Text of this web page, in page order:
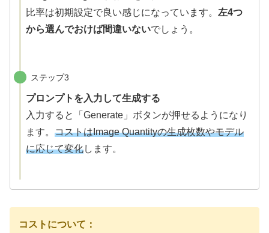
比率は初期設定で良い感じになっています。 左4つ
から選んでおけば間違いないでしょう。
ステップ3
プロンプトを入力して生成する
入力すると「Generate」ボタンが押せるようになり
ます。 コストはImage Quantityの生成枚数やモデル
に応じて変化します。
コストについて：